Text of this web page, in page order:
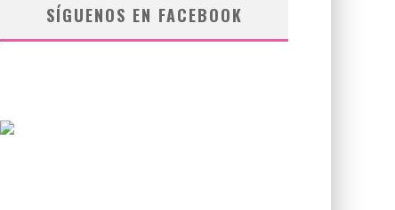
SÍGUENOS EN FACEBOOK